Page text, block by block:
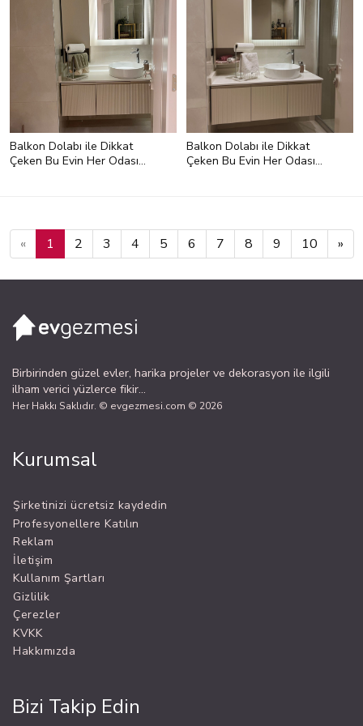
genel aydınlatmada 4000K değeri
daha ideal. Mutfak masası üzerinde
ise daha davetkar bir his için 3000K
kullanabilirsiniz.</li> <li
style="text-align:left;">Banyoya
gelelim şimdi! Burada aynada
gerçek ten renginizi görmek ve
detayları seçebilmek için 4000K
ideal olur.</li> <li style="text-
align:left;">Odaklanma ve
konsantrasyonun önemli olduğu
çalışma odasında ise sizi diri
<strong>NOT: </strong>Genellikle
"kar beyazı" veya "mavi ışık" olarak
dekorasyonunda riskli. Bunun
Balkon Dolabı ile Dikkat
Çeken Bu Evin Her Odası
Balkon Dolabı ile Dikkat
Çeken Bu Evin Her Odası
« 1 2 3 4 5 6 7 8 9 10 »
Birbirinden güzel evler, harika projeler ve dekorasyon ile ilgili
ilham verici yüzlerce fikir...
Her Hakkı Saklıdır. © evgezmesi.com © 2026
Kurumsal
Şirketinizi ücretsiz kaydedin
Profesyonellere Katılın
Reklam
İletişim
Kullanım Şartları
Gizlilik
Çerezler
KVKK
Hakkımızda
Bizi Takip Edin